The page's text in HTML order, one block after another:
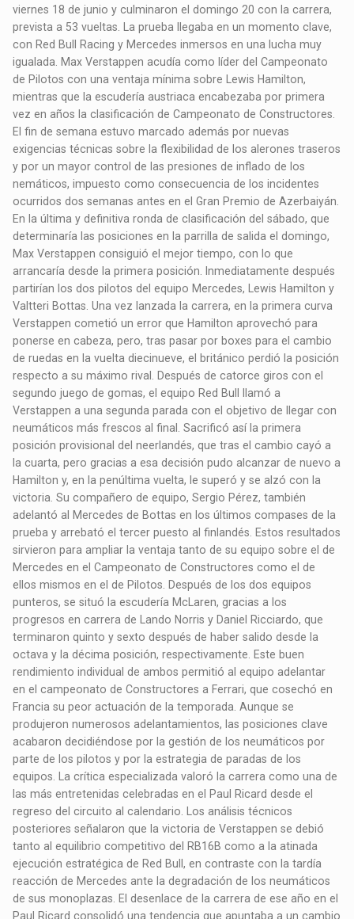
viernes 18 de junio y culminaron el domingo 20 con la carrera,
prevista a 53 vueltas. La prueba llegaba en un momento clave,
con Red Bull Racing y Mercedes inmersos en una lucha muy
igualada. Max Verstappen acudía como líder del Campeonato
de Pilotos con una ventaja mínima sobre Lewis Hamilton,
mientras que la escudería austriaca encabezaba por primera
vez en años la clasificación de Campeonato de Constructores.
El fin de semana estuvo marcado además por nuevas
exigencias técnicas sobre la flexibilidad de los alerones traseros
y por un mayor control de las presiones de inflado de los
nemáticos, impuesto como consecuencia de los incidentes
ocurridos dos semanas antes en el Gran Premio de Azerbaiyán.
En la última y definitiva ronda de clasificación del sábado, que
determinaría las posiciones en la parrilla de salida el domingo,
Max Verstappen consiguió el mejor tiempo, con lo que
arrancaría desde la primera posición. Inmediatamente después
partirían los dos pilotos del equipo Mercedes, Lewis Hamilton y
Valtteri Bottas. Una vez lanzada la carrera, en la primera curva
Verstappen cometió un error que Hamilton aprovechó para
ponerse en cabeza, pero, tras pasar por boxes para el cambio
de ruedas en la vuelta diecinueve, el británico perdió la posición
respecto a su máximo rival. Después de catorce giros con el
segundo juego de gomas, el equipo Red Bull llamó a
Verstappen a una segunda parada con el objetivo de llegar con
neumáticos más frescos al final. Sacrificó así la primera
posición provisional del neerlandés, que tras el cambio cayó a
la cuarta, pero gracias a esa decisión pudo alcanzar de nuevo a
Hamilton y, en la penúltima vuelta, le superó y se alzó con la
victoria. Su compañero de equipo, Sergio Pérez, también
adelantó al Mercedes de Bottas en los últimos compases de la
prueba y arrebató el tercer puesto al finlandés. Estos resultados
sirvieron para ampliar la ventaja tanto de su equipo sobre el de
Mercedes en el Campeonato de Constructores como el de
ellos mismos en el de Pilotos. Después de los dos equipos
punteros, se situó la escudería McLaren, gracias a los
progresos en carrera de Lando Norris y Daniel Ricciardo, que
terminaron quinto y sexto después de haber salido desde la
octava y la décima posición, respectivamente. Este buen
rendimiento individual de ambos permitió al equipo adelantar
en el campeonato de Constructores a Ferrari, que cosechó en
Francia su peor actuación de la temporada. Aunque se
produjeron numerosos adelantamientos, las posiciones clave
acabaron decidiéndose por la gestión de los neumáticos por
parte de los pilotos y por la estrategia de paradas de los
equipos. La crítica especializada valoró la carrera como una de
las más entretenidas celebradas en el Paul Ricard desde el
regreso del circuito al calendario. Los análisis técnicos
posteriores señalaron que la victoria de Verstappen se debió
tanto al equilibrio competitivo del RB16B como a la atinada
ejecución estratégica de Red Bull, en contraste con la tardía
reacción de Mercedes ante la degradación de los neumáticos
de sus monoplazas. El desenlace de la carrera de ese año en el
Paul Ricard consolidó una tendencia que apuntaba a un cambio